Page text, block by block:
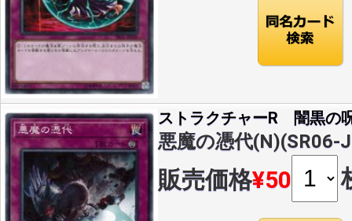
ストラクチャーR 闇黒の
悪魔の憑代(N)(SR06-
販売価格¥50